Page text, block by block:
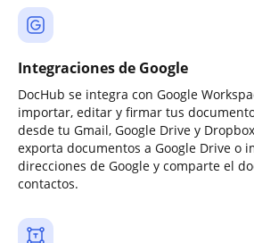
Integraciones de Google
DocHub se integra con Google
importar, editar y firmar tus
desde tu Gmail, Google Drive y
exporta documentos a Google Drive o
direcciones de Google y comparte el
contactos.